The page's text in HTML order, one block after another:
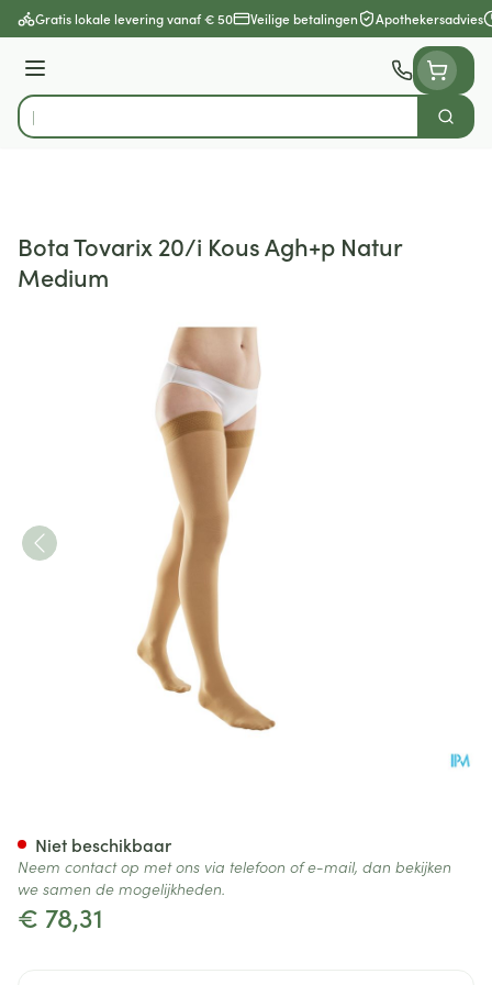
Ga naar de inhoud
Gratis lokale levering vanaf € 50 Veilige betalingen Apothekersadvies
Menu
Product, merk, categorie...
Zoek
Bota Tovarix 20/i Kous Agh+p Natur
Medium
€ 78,31
Niet beschikbaar
Neem contact op met ons via telefoon of e-mail, dan bekijken
we samen de mogelijkheden.